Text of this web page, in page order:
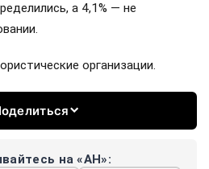
а 4,1% — не
организации.
на «АН»: